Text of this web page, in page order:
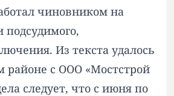
чиновником на
Из текста удалось
районе с ООО «Мостстрой
следует, что с июня по